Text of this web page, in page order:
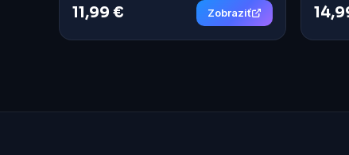
11,99 € Zobraziť